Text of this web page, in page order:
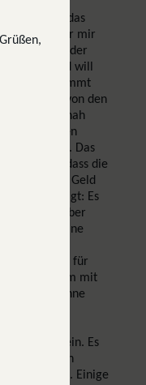
wäre das
Wer mir
behandelt, der
Anscheinend will
da kommt
Spiel. Wer von den
und zeitnah
lassen. Das
ist, dass die
weil die viel Geld
noch bestätigt: Es
sind weit über
kriegen keine
gegen
Raum auch für
um mit
Ohne
wahr zu sein. Es
stellen sich
oft ab. Einige